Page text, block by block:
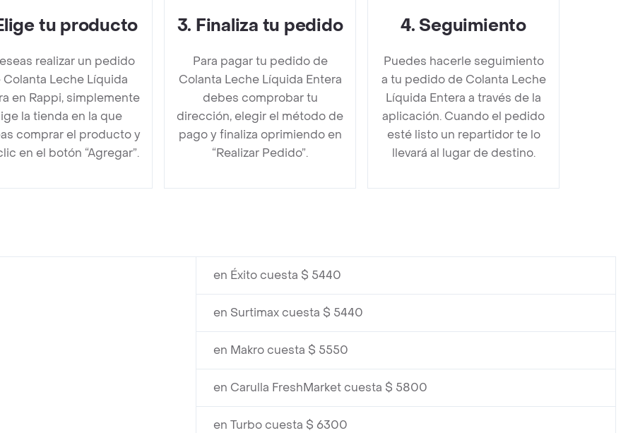
tu producto
realizar un pedido
Colanta Leche Líquida
en Rappi, simplemente
la tienda en la que
comprar el producto y
en el botón “Agregar”.
3. Finaliza tu pedido
Para pagar tu pedido de
Colanta Leche Líquida Entera
debes comprobar tu
dirección, elegir el método de
pago y finaliza oprimiendo en
“Realizar Pedido”.
4. Seguimiento
Puedes hacerle seguimiento
a tu pedido de Colanta Leche
Líquida Entera a través de la
aplicación. Cuando el pedido
esté listo un repartidor te lo
llevará al lugar de destino.
en Éxito cuesta $ 5440
en Surtimax cuesta $ 5440
en Makro cuesta $ 5550
en Carulla FreshMarket cuesta $ 5800
en Turbo cuesta $ 6300